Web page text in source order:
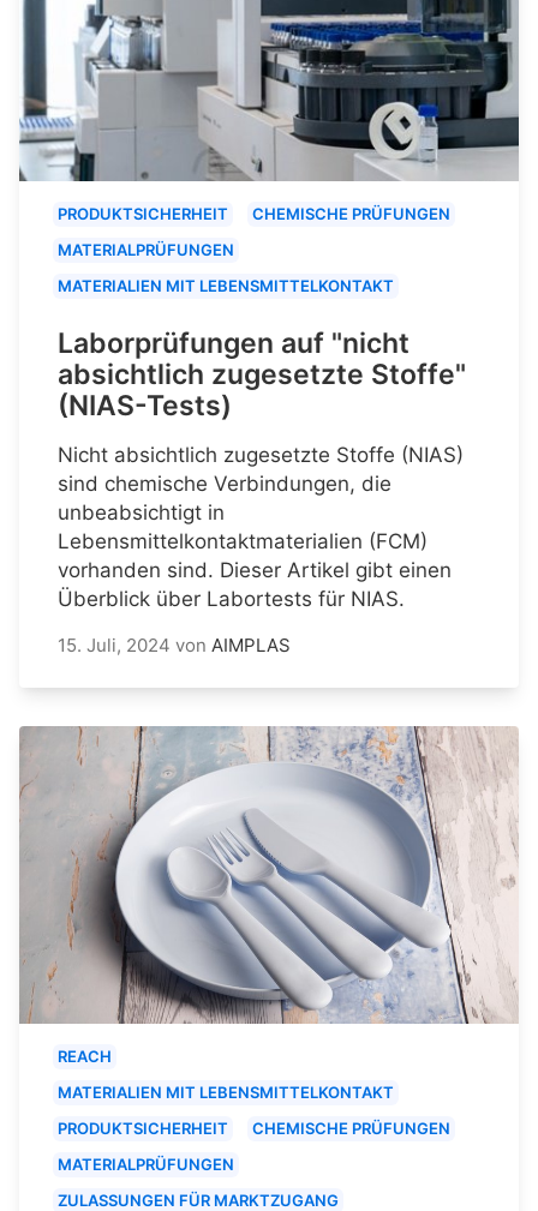
PRODUKTSICHERHEIT
CHEMISCHE PRÜFUNGEN
MATERIALPRÜFUNGEN
MATERIALIEN MIT LEBENSMITTELKONTAKT
Laborprüfungen auf "nicht
absichtlich zugesetzte Stoffe"
(NIAS-Tests)
Nicht absichtlich zugesetzte Stoffe (NIAS)
sind chemische Verbindungen, die
unbeabsichtigt in
Lebensmittelkontaktmaterialien (FCM)
vorhanden sind. Dieser Artikel gibt einen
Überblick über Labortests für NIAS.
15. Juli, 2024 von AIMPLAS
REACH
MATERIALIEN MIT LEBENSMITTELKONTAKT
PRODUKTSICHERHEIT
CHEMISCHE PRÜFUNGEN
MATERIALPRÜFUNGEN
ZULASSUNGEN FÜR MARKTZUGANG